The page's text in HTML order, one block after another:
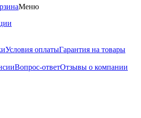
Меню
Условия оплатыГарантия на товары
Вопрос-ответОтзывы о компании